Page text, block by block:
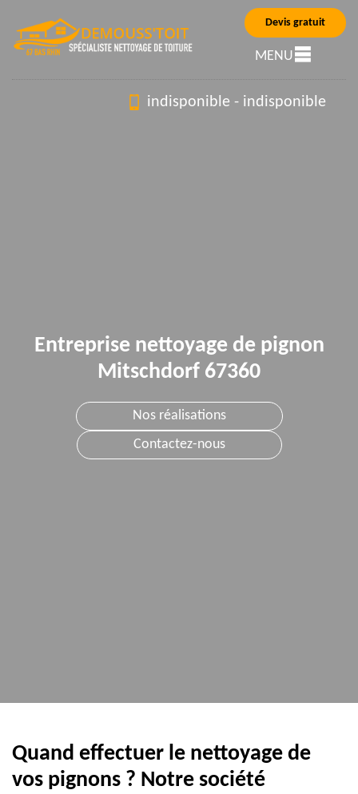
Devis gratuit
MENU
indisponible - indisponible
Entreprise nettoyage de pignon
Mitschdorf 67360
Nos réalisations
Contactez-nous
Quand effectuer le nettoyage de
vos pignons ? Notre société